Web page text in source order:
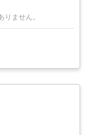
ません。